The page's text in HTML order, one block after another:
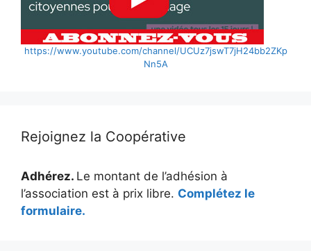
https://www.youtube.com/channel/UCUz7jswT7jH24bb2ZKp
Nn5A
Rejoignez la Coopérative
Adhérez. Le montant de l’adhésion à
l’association est à prix libre. Complétez le
formulaire.